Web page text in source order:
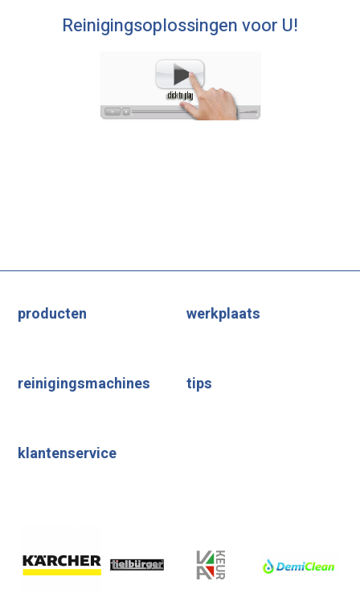
Reinigingsoplossingen voor U!
producten werkplaats
reinigingsmachines tips
klantenservice